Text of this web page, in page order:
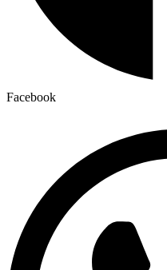
Facebook